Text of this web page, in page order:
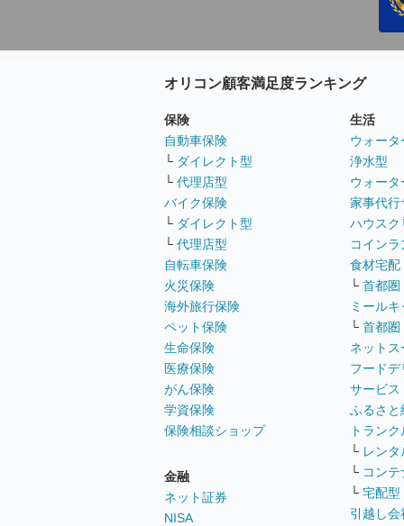
オリコン顧客満足度ランキング
保険
自動車保険
└ ダイレクト型
└ 代理店型
バイク保険
└ ダイレクト型
└ 代理店型
自転車保険
火災保険
海外旅行保険
ペット保険
生命保険
医療保険
がん保険
学資保険
保険相談ショップ
金融
ネット証券
NISA
生活
ウォー
浄水型
ウォー
家事代行
ハウスク
コイン
食材宅配
└ 首都圏
ミールキ
└ 首都圏
ネットス
フード
サービス
ふるさと
トラン
└ レン
└ コンテ
└ 宅配型
引越し会